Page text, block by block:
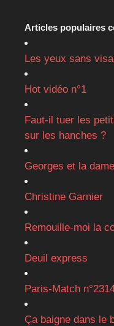
Articles populaires
Les yeux sans
Hot vidéo n°1
Faut-il tuer les
sur les hanches ?
Georges et la
Christine Garnier
Remouille-moi la
Deuil express
Paris-Match
Ça baigne dans le